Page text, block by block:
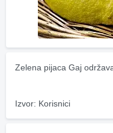
Zelena pijaca Gaj
Izvor: Korisnici